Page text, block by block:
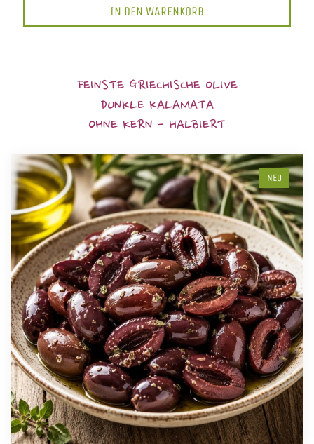
IN DEN WARENKORB
FEINSTE GRIECHISCHE OLIVE
DUNKLE KALAMATA
OHNE KERN - HALBIERT
NEU